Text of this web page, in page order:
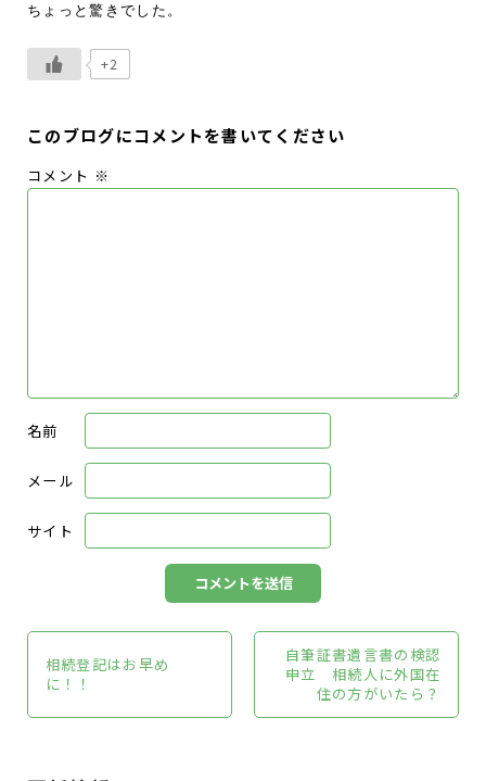
ちょっと驚きでした。
+2
このブログにコメントを書いてください
コメント ※
名前
メール
サイト
相続登記はお早め
に！！
自筆証書遺言書の検認
申立 相続人に外国在
住の方がいたら？